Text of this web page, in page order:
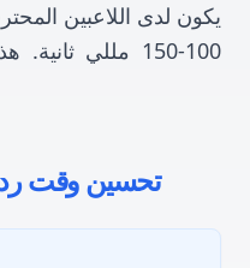
يكون لدى اللاعبين
100-150 مللي
تحسين وقت رد